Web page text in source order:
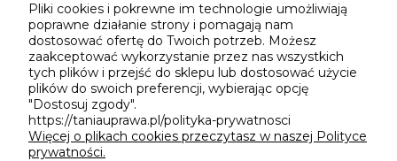
Projekt i wykonanie:Ecommercy.pl
Pliki cookies i pokrewne im technologie umożliwiają
poprawne działanie strony i pomagają nam
dostosować ofertę do Twoich potrzeb. Możesz
zaakceptować wykorzystanie przez nas wszystkich
tych plików i przejść do sklepu lub dostosować użycie
plików do swoich preferencji, wybierając opcję
"Dostosuj zgody".
https://taniauprawa.pl/polityka-prywatnosci
Więcej o plikach cookies przeczytasz w naszej Polityce
prywatności.